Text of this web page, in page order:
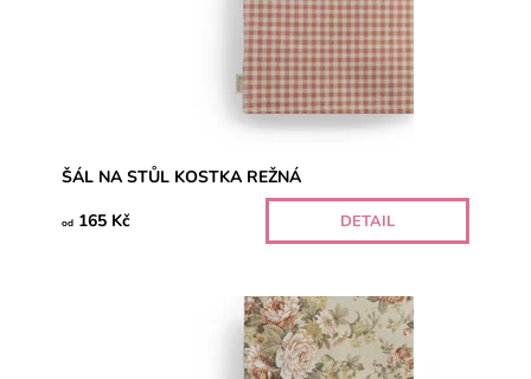
ŠÁL NA STŮL KOSTKA REŽNÁ
od 165 Kč DETAIL